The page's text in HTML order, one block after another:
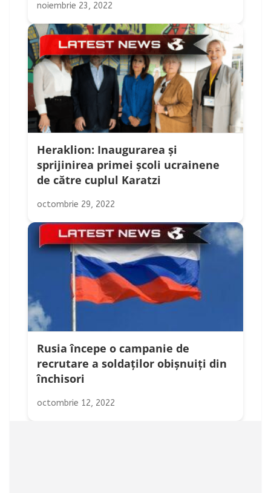
noiembrie 23, 2022
Heraklion: Inaugurarea și
sprijinirea primei școli ucrainene
de către cuplul Karatzi
octombrie 29, 2022
Rusia începe o campanie de
recrutare a soldaților obișnuiți din
închisori
octombrie 12, 2022